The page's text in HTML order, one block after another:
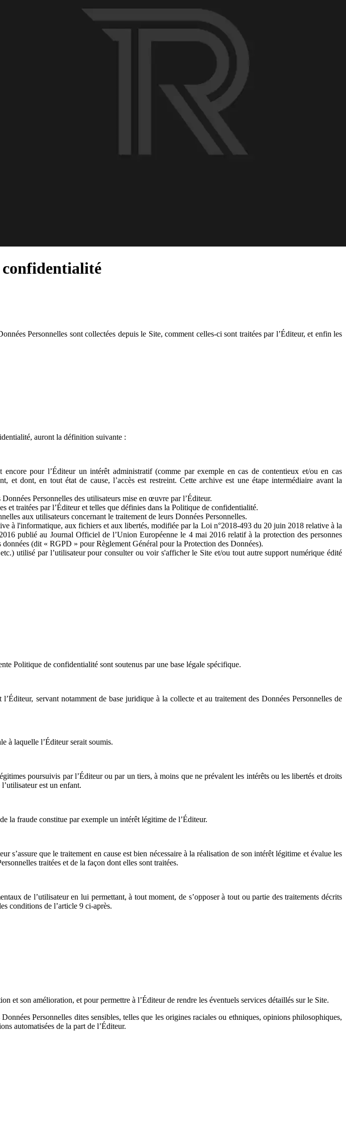
Personnelles sont collectées depuis le Site, comment celles-ci sont traitées par l’Éditeur, et enfin les
auront la définition suivante :
encore pour l’Éditeur un intérêt administratif (comme par exemple en cas de contentieux et/ou en cas
et dont, en tout état de cause, l’accès est restreint. Cette archive est une étape intermédiaire avant la
Personnelles des utilisateurs mise en œuvre par l’Éditeur.
et traitées par l’Éditeur et telles que définies dans la Politique de confidentialité.
aux utilisateurs concernant le traitement de leurs Données Personnelles.
à l'informatique, aux fichiers et aux libertés, modifiée par la Loi n°2018-493 du 20 juin 2018 relative à la
publié au Journal Officiel de l’Union Européenne le 4 mai 2016 relatif à la protection des personnes
(dit « RGPD » pour Règlement Général pour la Protection des Données).
utilisé par l’utilisateur pour consulter ou voir s'afficher le Site et/ou tout autre support numérique édité
Politique de confidentialité sont soutenus par une base légale spécifique.
servant notamment de base juridique à la collecte et au traitement des Données Personnelles de
à laquelle l’Éditeur serait soumis.
poursuivis par l’Éditeur ou par un tiers, à moins que ne prévalent les intérêts ou les libertés et droits
est un enfant.
la fraude constitue par exemple un intérêt légitime de l’Éditeur.
s’assure que le traitement en cause est bien nécessaire à la réalisation de son intérêt légitime et évalue les
traitées et de la façon dont elles sont traitées.
de l’utilisateur en lui permettant, à tout moment, de s’opposer à tout ou partie des traitements décrits
conditions de l’article 9 ci-après.
et son amélioration, et pour permettre à l’Éditeur de rendre les éventuels services détaillés sur le Site.
Personnelles dites sensibles, telles que les origines raciales ou ethniques, opinions philosophiques,
automatisées de la part de l’Éditeur.